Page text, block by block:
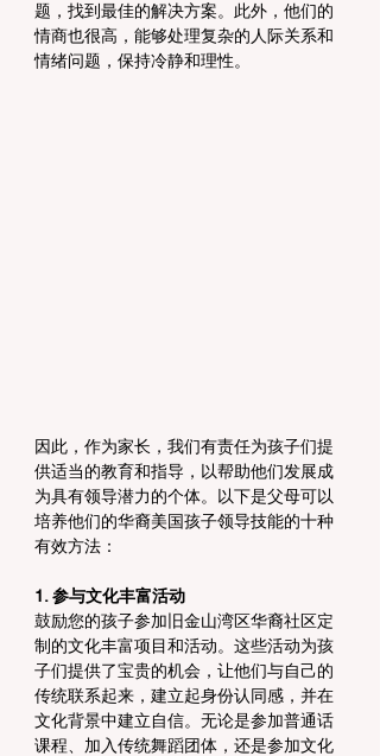
题，找到最佳的解决方案。此外，他们的
情商也很高，能够处理复杂的人际关系和
情绪问题，保持冷静和理性。
因此，作为家长，我们有责任为孩子们提
供适当的教育和指导，以帮助他们发展成
为具有领导潜力的个体。以下是父母可以
培养他们的华裔美国孩子领导技能的十种
有效方法：
1. 参与文化丰富活动
鼓励您的孩子参加旧金山湾区华裔社区定
制的文化丰富项目和活动。这些活动为孩
子们提供了宝贵的机会，让他们与自己的
传统联系起来，建立起身份认同感，并在
文化背景中建立自信。无论是参加普通话
课程、加入传统舞蹈团体，还是参加文化